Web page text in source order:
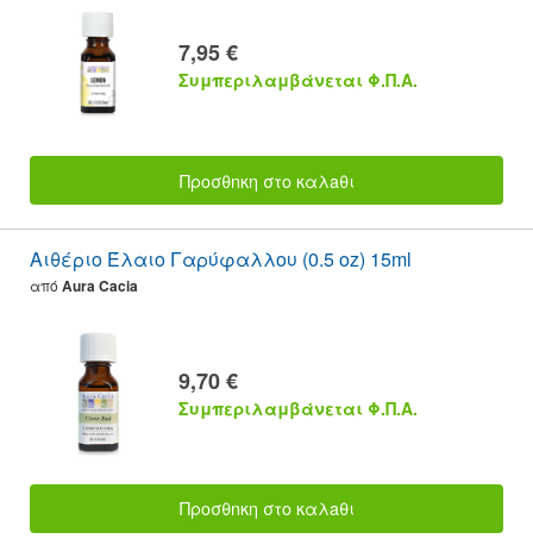
7,95 €
Συμπεριλαμβάνεται Φ.Π.Α.
Προσθnκη στο καλaθι
Αιθέριο Έλαιο Γαρύφαλλου (0.5 oz) 15ml
από Aura Cacia
9,70 €
Συμπεριλαμβάνεται Φ.Π.Α.
Προσθnκη στο καλaθι